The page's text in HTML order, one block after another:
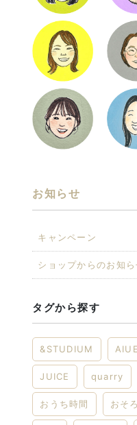
お知らせ
キャンペーン
ショップからのお知ら
タグから探す
&STUDIUM
JUICE quarry
おうち時間 おそ